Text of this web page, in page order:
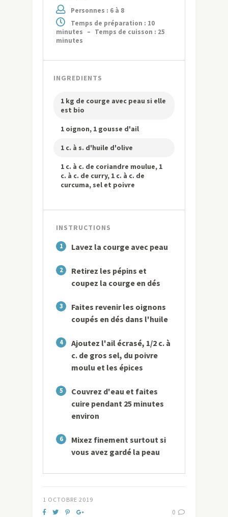
Personnes : 6 à 8
Temps de préparation : 10
minutes – Temps de cuisson : 25
minutes
INGREDIENTS
1 kg de courge avec peau si elle
est bio
1 oignon, 1 gousse d'ail
1 c. à s. d'huile d'olive
1 c. à c. de coriandre moulue, 1
c. à c. de curry, 1 c. à c. de
curcuma, sel et poivre
INSTRUCTIONS
1 Lavez la courge avec peau
2
Retirez les pépins et
coupez la courge en dés
3
Faites revenir les oignons
coupés en dés dans l'huile
4
Ajoutez l'ail écrasé, 1/2 c. à
c. de gros sel, du poivre
moulu et les épices
5
Couvrez d'eau et faites
cuire pendant 25 minutes
environ
6
Mixez finement surtout si
vous avez gardé la peau
1 OCTOBRE 2019
0